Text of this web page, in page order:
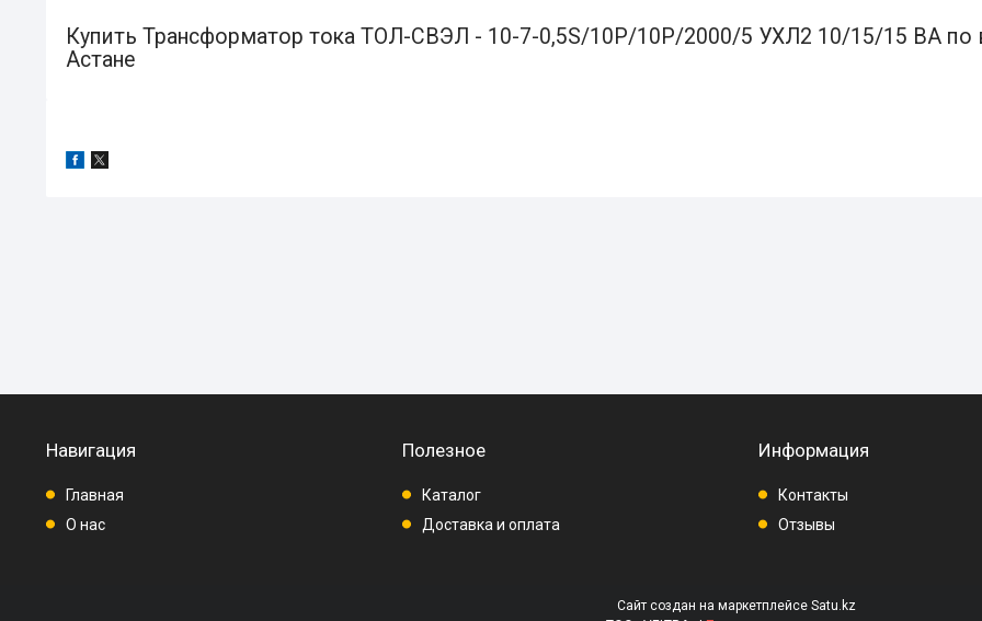
Купить Трансформатор тока ТОЛ-СВЭЛ - 10-7-0,5S/10Р/10Р/2000/5 УХЛ2 10/15/15 ВА по
Астане
Навигация
Главная
О нас
Полезное
Каталог
Доставка и оплата
Информация
Контакты
Отзывы
Сайт создан на маркетплейсе Satu.kz